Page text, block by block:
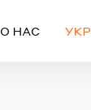
УКР
О НАС